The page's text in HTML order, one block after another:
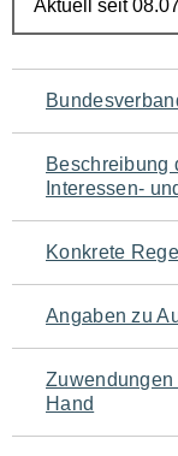
für
den
Beschreibung
Interessen-
Konkrete
Angaben zu
Hand